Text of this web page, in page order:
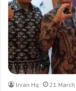
Irvan Hq 21